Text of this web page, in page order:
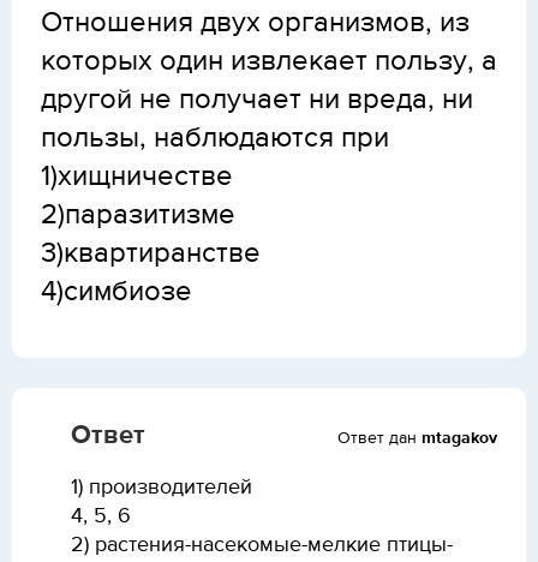
Отношения двух организмов, из
которых один извлекает пользу, а
другой не получает ни вреда, ни
пользы, наблюдаются при
1)хищничестве
2)паразитизме
3)квартиранстве
4)симбиозе
Ответ Ответ дан mtagakov
1) производителей
4, 5, 6
2) растения-насекомые-мелкие птицы-